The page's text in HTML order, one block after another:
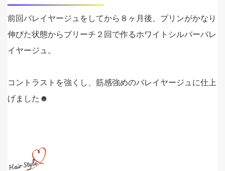
前回バレイヤージュをしてから８ヶ月後、プリンがかなり
伸びた状態からブリーチ２回で作るホワイトシルバーバレ
イヤージュ。
コントラストを強くし、筋感強めのバレイヤージュに仕上
げました☻